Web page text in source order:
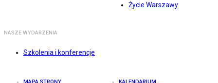
Życie Warszawy
NASZE WYDARZENIA
Szkolenia i konferencje